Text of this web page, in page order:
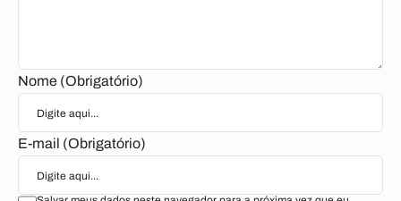
Nome (Obrigatório)
E-mail (Obrigatório)